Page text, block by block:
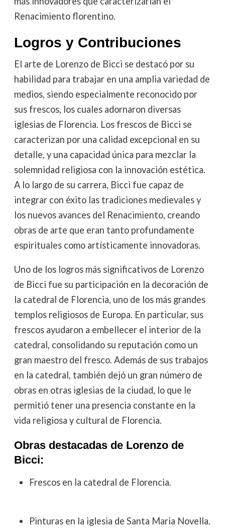
Renacimiento florentino.
Logros y Contribuciones
El arte de Lorenzo de Bicci se destacó por su
habilidad para trabajar en una amplia variedad de
medios, siendo especialmente reconocido por
sus frescos, los cuales adornaron diversas
iglesias de Florencia. Los frescos de Bicci se
caracterizan por una calidad excepcional en su
detalle, y una capacidad única para mezclar la
solemnidad religiosa con la innovación estética.
A lo largo de su carrera, Bicci fue capaz de
integrar con éxito las tradiciones medievales y
los nuevos avances del Renacimiento, creando
obras de arte que eran tanto profundamente
espirituales como artísticamente innovadoras.
Uno de los logros más significativos de Lorenzo
de Bicci fue su participación en la decoración de
la catedral de Florencia, uno de los más grandes
templos religiosos de Europa. En particular, sus
frescos ayudaron a embellecer el interior de la
catedral, consolidando su reputación como un
gran maestro del fresco. Además de sus trabajos
en la catedral, también dejó un gran número de
obras en otras iglesias de la ciudad, lo que le
permitió tener una presencia constante en la
vida religiosa y cultural de Florencia.
Obras destacadas de Lorenzo de
Bicci:
Frescos en la catedral de Florencia.
Pinturas en la iglesia de Santa Maria Novella.